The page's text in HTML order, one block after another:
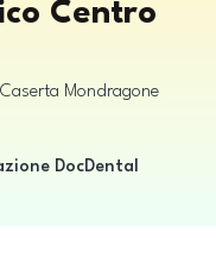
Centro
Caserta Mondragone
DocDental